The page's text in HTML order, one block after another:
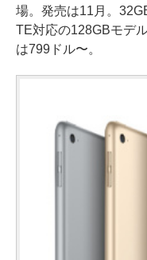
場。発売は11月。
TE対応の128GBモデ
は799ドル〜。